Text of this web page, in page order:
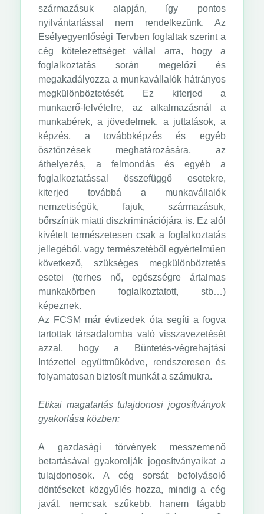
származásuk alapján, így pontos
nyilvántartással nem rendelkezünk. Az
Esélyegyenlőségi Tervben foglaltak szerint a
cég kötelezettséget vállal arra, hogy a
foglalkoztatás során megelőzi és
megakadályozza a munkavállalók hátrányos
megkülönböztetését. Ez kiterjed a
munkaerő-felvételre, az alkalmazásnál a
munkabérek, a jövedelmek, a juttatások, a
képzés, a továbbképzés és egyéb
ösztönzések meghatározására, az
áthelyezés, a felmondás és egyéb a
foglalkoztatással összefüggő esetekre,
kiterjed továbbá a munkavállalók
nemzetiségük, fajuk, származásuk,
bőrszínük miatti diszkriminációjára is. Ez alól
kivételt természetesen csak a foglalkoztatás
jellegéből, vagy természetéből egyértelműen
következő, szükséges megkülönböztetés
esetei (terhes nő, egészségre ártalmas
munkakörben foglalkoztatott, stb…)
képeznek.
Az FCSM már évtizedek óta segíti a fogva
tartottak társadalomba való visszavezetését
azzal, hogy a Büntetés-végrehajtási
Intézettel együttműködve, rendszeresen és
folyamatosan biztosít munkát a számukra.
Etikai magatartás tulajdonosi jogosítványok
gyakorlása közben:
A gazdasági törvények messzemenő
betartásával gyakorolják jogosítványaikat a
tulajdonosok. A cég sorsát befolyásoló
döntéseket közgyűlés hozza, mindig a cég
javát, nemcsak szűkebb, hanem tágabb